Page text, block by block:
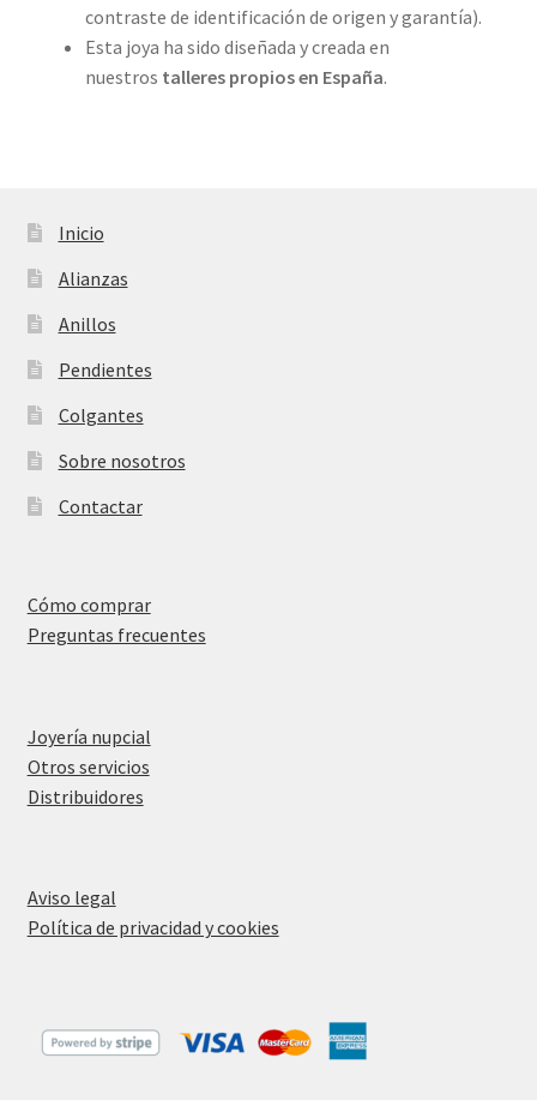
contraste de identificación de origen y garantía).
Esta joya ha sido diseñada y creada en
nuestros talleres propios en España.
Inicio
Alianzas
Anillos
Pendientes
Colgantes
Sobre nosotros
Contactar
Cómo comprar
Preguntas frecuentes
Joyería nupcial
Otros servicios
Distribuidores
Aviso legal
Política de privacidad y cookies